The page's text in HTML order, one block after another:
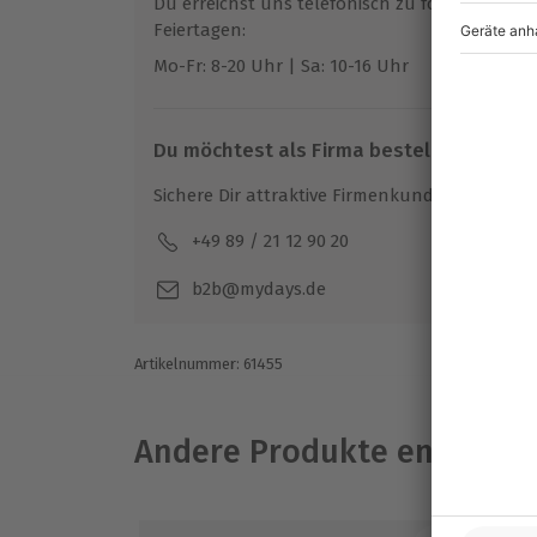
Gruppengröße: 8-20 Personen
Feiertagen:
Mo-Fr: 8-20 Uhr | Sa: 10-16 Uhr
Du möchtest als Firma bestellen?
Sichere Dir attraktive Firmenkunden Vorteile.
+49 89 / 21 12 90 20
b2b@mydays.de
Artikelnummer: 61455
Andere Produkte entdecken